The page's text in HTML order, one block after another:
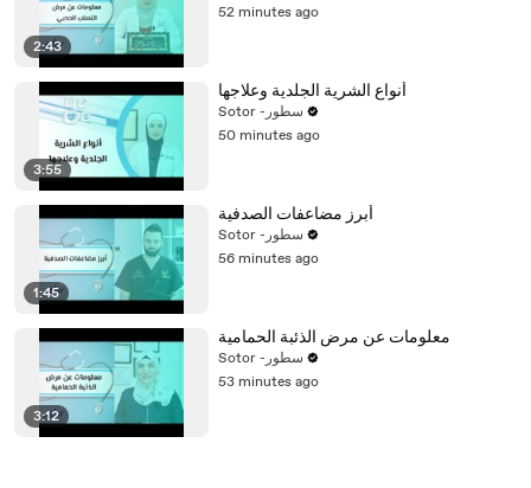
2:43
52 minutes ago
3:55
أنواع الشرية الجلدية وعلاجها
Sotor -سطور
50 minutes ago
1:45
أبرز مضاعفات الصدفية
Sotor -سطور
56 minutes ago
3:12
معلومات عن مرض الذئبة الحمامية
Sotor -سطور
53 minutes ago